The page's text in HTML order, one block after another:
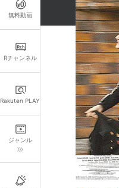
無料動画
Rチャンネル
Rakuten PLAY
ジャンル
詳細情